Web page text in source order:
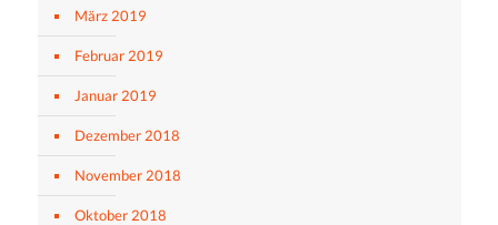
März 2019
Februar 2019
Januar 2019
Dezember 2018
November 2018
Oktober 2018